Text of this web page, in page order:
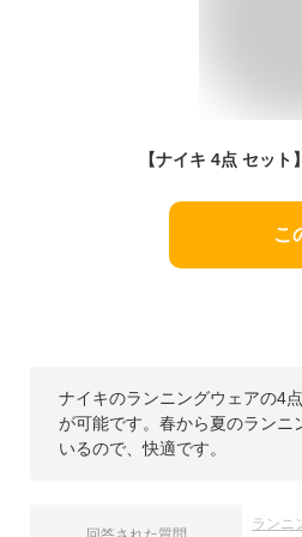
こ
ナイキのランニングウェアの4
が可能です。春から夏のラン
いるので、快適です。
ランニ